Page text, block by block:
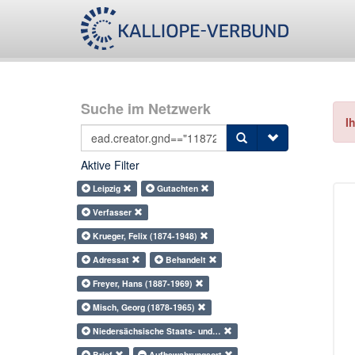
Suche im Netzwerk
Aktive Filter
Leipzig
Gutachten
Verfasser
Krueger, Felix (1874-1948)
Adressat
Behandelt
Freyer, Hans (1887-1969)
Misch, Georg (1878-1965)
Niedersächsische Staats- und…